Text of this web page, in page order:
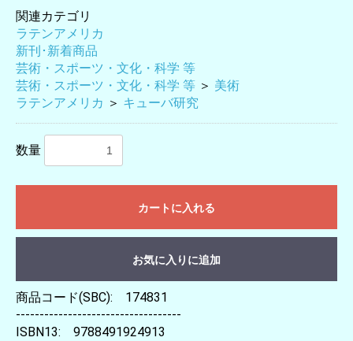
関連カテゴリ
ラテンアメリカ
新刊･新着商品
芸術・スポーツ・文化・科学 等
芸術・スポーツ・文化・科学 等 ＞ 美術
ラテンアメリカ ＞ キューバ研究
数量
カートに入れる
お気に入りに追加
商品コード(SBC): 174831
-----------------------------------
ISBN13: 9788491924913